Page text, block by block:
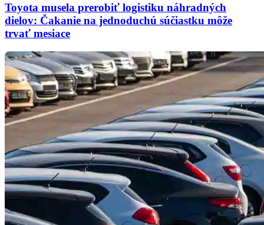
Toyota musela prerobiť logistiku náhradných
dielov: Čakanie na jednoduchú súčiastku môže
trvať mesiace